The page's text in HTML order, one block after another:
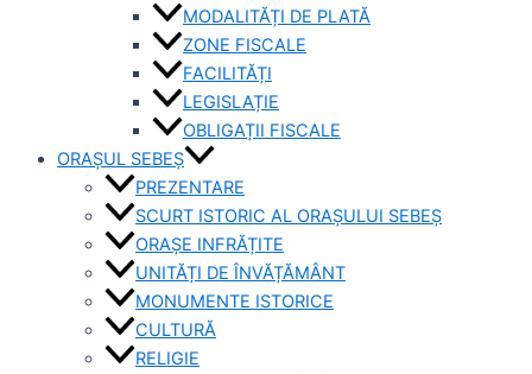
MODALITĂȚI DE PLATĂ
ZONE FISCALE
FACILITĂȚI
LEGISLAȚIE
OBLIGAȚII FISCALE
ORAȘUL SEBEȘ
PREZENTARE
SCURT ISTORIC AL ORAȘULUI SEBEȘ
ORAȘE INFRĂȚITE
UNITĂȚI DE ÎNVĂȚĂMÂNT
MONUMENTE ISTORICE
CULTURĂ
RELIGIE